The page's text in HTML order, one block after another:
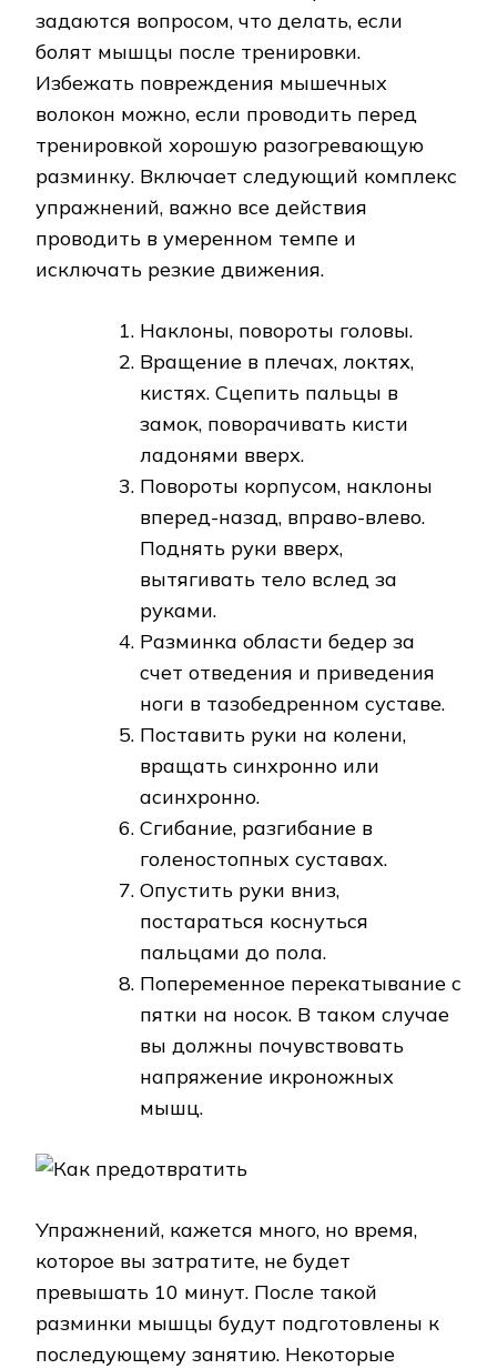
задаются вопросом, что делать, если
болят мышцы после тренировки.
Избежать повреждения мышечных
волокон можно, если проводить перед
тренировкой хорошую разогревающую
разминку. Включает следующий комплекс
упражнений, важно все действия
проводить в умеренном темпе и
исключать резкие движения.
Наклоны, повороты головы.
Вращение в плечах, локтях,
кистях. Сцепить пальцы в
замок, поворачивать кисти
ладонями вверх.
Повороты корпусом, наклоны
вперед-назад, вправо-влево.
Поднять руки вверх,
вытягивать тело вслед за
руками.
Разминка области бедер за
счет отведения и приведения
ноги в тазобедренном суставе.
Поставить руки на колени,
вращать синхронно или
асинхронно.
Сгибание, разгибание в
голеностопных суставах.
Опустить руки вниз,
постараться коснуться
пальцами до пола.
Попеременное перекатывание с
пятки на носок. В таком случае
вы должны почувствовать
напряжение икроножных
мышц.
Упражнений, кажется много, но время,
которое вы затратите, не будет
превышать 10 минут. После такой
разминки мышцы будут подготовлены к
последующему занятию. Некоторые